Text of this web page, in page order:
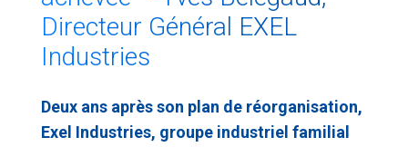
Directeur Général EXEL
Industries
Deux ans après son plan de réorganisation,
Exel Industries, groupe industriel familial